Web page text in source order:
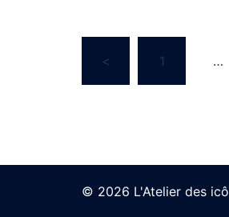
des
< 1 …
© 2026 L'Atelier des